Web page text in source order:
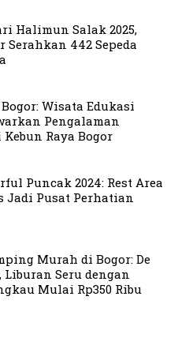
Halimun Salak 2025,
Serahkan 442 Sepeda
Wisata Edukasi
Pengalaman
Kebun Raya Bogor
Puncak 2024: Rest Area
Jadi Pusat Perhatian
Murah di Bogor: De
Seru dengan
Mulai Rp350 Ribu